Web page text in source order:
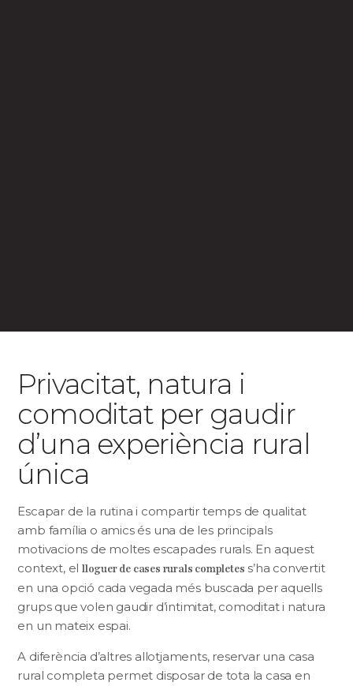
Privacitat, natura i
comoditat per gaudir
d’una experiència rural
única
Escapar de la rutina i compartir temps de qualitat
amb família o amics és una de les principals
motivacions de moltes escapades rurals. En aquest
context, el lloguer de cases rurals completes s’ha convertit
en una opció cada vegada més buscada per aquells
grups que volen gaudir d’intimitat, comoditat i natura
en un mateix espai.
A diferència d’altres allotjaments, reservar una casa
rural completa permet disposar de tota la casa en